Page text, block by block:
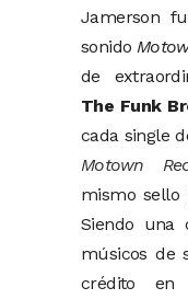
Jamerson
sonido
de
The Funk
cada single
Motown
mismo sello
Siendo una
músicos de
crédito en